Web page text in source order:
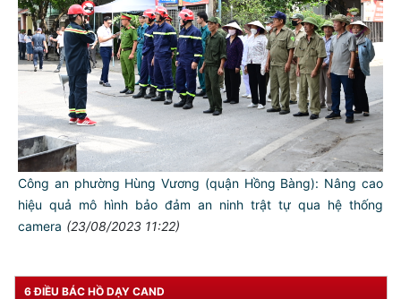
Công an phường Hùng Vương (quận Hồng Bàng): Nâng cao
hiệu quả mô hình bảo đảm an ninh trật tự qua hệ thống
camera (23/08/2023 11:22)
6 ĐIỀU BÁC HỒ DẠY CAND
TƯ CÁCH
NGƯỜI CÔNG AN CÁCH MỆNH LÀ:
Đối với tự mình, phải
CẦN, KIỆM, LIÊM, CHÍNH
Đối với đồng sự, phải
THÂN ÁI GIÚP ĐỠ
Đối với chính phủ, phải
TUYỆT ĐỐI TRUNG THÀNH
Đối với nhân dân, phải
Đối với công việc, phải